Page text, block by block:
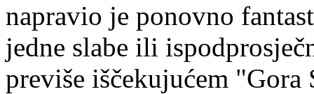
napravio je ponovno
jedne slabe ili
previše iščekujućem "Gora